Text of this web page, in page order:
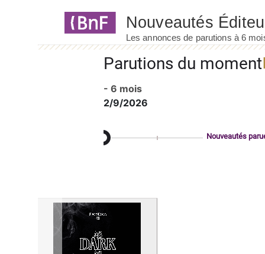
Parutions du moment
- 6 mois
2/9/2026
Nouveautés